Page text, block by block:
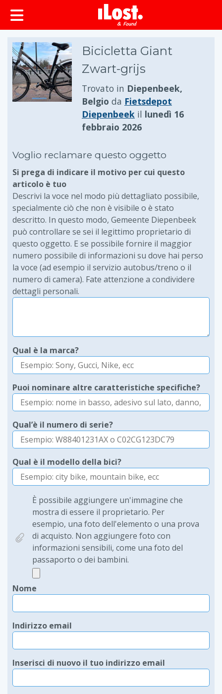
principale
Bicicletta Giant
Zwart-grijs
Trovato in Diepenbeek,
Belgio da Fietsdepot
Diepenbeek il lunedì 16
febbraio 2026
Voglio reclamare questo oggetto
Si prega di indicare il motivo per cui questo
articolo è tuo
Descrivi la voce nel modo più dettagliato possibile,
specialmente ciò che non è visibile o è stato
descritto. In questo modo, Gemeente Diepenbeek
può controllare se sei il legittimo proprietario di
questo oggetto. E se possibile fornire il maggior
numero possibile di informazioni su dove hai perso
la voce (ad esempio il servizio autobus/treno o il
numero di camera). Fate attenzione a condividere
dettagli personali.
Qual è la marca?
Puoi nominare altre caratteristiche specifiche?
Qual’è il numero di serie?
Qual è il modello della bici?
È possibile aggiungere un'immagine che
mostra di essere il proprietario. Per
esempio, una foto dell'elemento o una prova
di acquisto. Non aggiungere foto con
informazioni sensibili, come una foto del
passaporto o dei bambini.
Nome
Indirizzo email
Inserisci di nuovo il tuo indirizzo email